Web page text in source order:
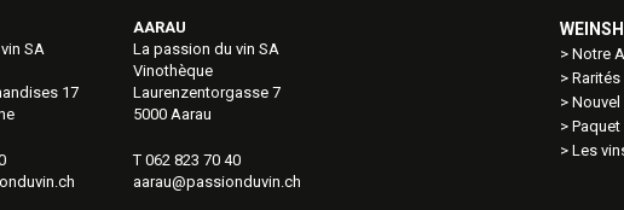
SA
17
AARAU
La passion du vin SA
Vinothèque
Laurenzentorgasse 7
5000 Aarau
T 062 823 70 40
aarau@passionduvin.ch
Notre
Rarités
Nouvel
Les